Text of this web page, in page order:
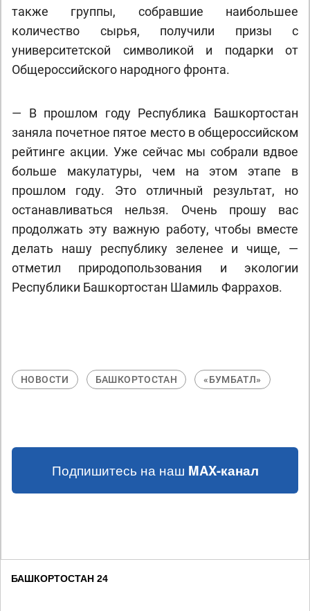
также группы, собравшие наибольшее
количество сырья, получили призы с
университетской символикой и подарки от
Общероссийского народного фронта.
— В прошлом году Республика Башкортостан
заняла почетное пятое место в общероссийском
рейтинге акции. Уже сейчас мы собрали вдвое
больше макулатуры, чем на этом этапе в
прошлом году. Это отличный результат, но
останавливаться нельзя. Очень прошу вас
продолжать эту важную работу, чтобы вместе
делать нашу республику зеленее и чище, —
отметил природопользования и экологии
Республики Башкортостан Шамиль Фаррахов.
НОВОСТИ БАШКОРТОСТАН «БУМБАТЛ»
Подпишитесь на наш MAX-канал
БАШКОРТОСТАН 24